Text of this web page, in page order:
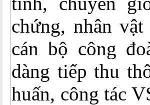
chứng, nhân
cán bộ công
dàng tiếp thu
huấn, công tác